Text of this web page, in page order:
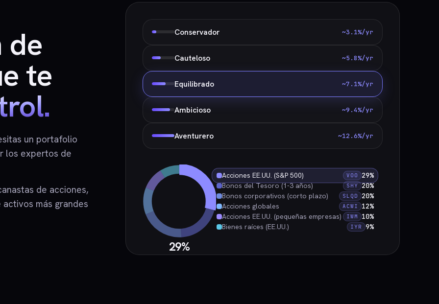
de
te
un portafolio
los expertos de
de acciones,
más grandes
Conservador ~3.1%/yr
Cauteloso ~5.8%/yr
Equilibrado ~7.1%/yr
Ambicioso ~9.4%/yr
Aventurero ~12.6%/yr
29%
Acciones EE.UU. (S&P 500) VOO
29%
Bonos del Tesoro (1-3 años)
SHY 20%
Bonos corporativos (corto plazo)
SLQD
20%
Acciones globales
ACWI
12%
Acciones EE.UU. (pequeñas empresas)
IWM
10%
Bienes raíces (EE.UU.)
IYR 9%